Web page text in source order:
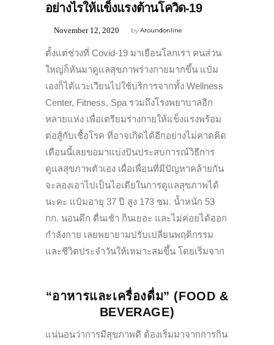
อย่างไรให้แข็งแรงต้านโควิด-19
byAroundonline
November 12, 2020
ตั้งแต่ช่วงที่ Covid-19 มาเยือนโลกเรา คนส่วน
ใหญ่ก็หันมาดูแลสุขภาพร่างกายมากขึ้น แป๋ม
เองก็ได้แวะเวียนไปใช้บริการจากทั้ง Wellness
Center, Fitness, Spa รวมถึงโรงพยาบาลอีก
หลายแห่ง เพื่อเตรียมร่างกายให้แข็งแรงพร้อม
ต่อสู้กับเชื้อโรค ที่อาจเกิดได้อีกอย่างไม่คาดคิด
เดือนนี้เลยขอมาแบ่งปันประสบการณ์วิธีการ
ดูแลสุขภาพตัวเอง เผื่อเพื่อนที่มีปัญหาคล้ายกัน
จะลองเอาไปเป็นไอเดียในการดูแลสุขภาพได้
นะคะ แป๋มอายุ 37 ปี สูง 173 ซม. น้ำหนัก 53
กก. นอนดึก ตื่นเช้า กินเยอะ และไม่ค่อยได้ออก
กำลังกาย เลยพยายามปรับเปลี่ยนพฤติกรรม
และชีวิตประจำวันให้เหมาะสมขึ้น โดยเริ่มจาก
“อาหารและเครื่องดื่ม” (FOOD &
BEVERAGE)
แน่นอนว่าการมีสุขภาพดี ต้องเริ่มมาจากการกิน